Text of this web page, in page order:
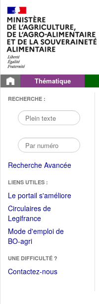
Thématique
RECHERCHE :
Recherche Avancée
LIENS UTILES :
Le portail s'améliore(Fichier
Circulaires de
Legifrance(Ouvrir
dans
une
fenêtre)
Mode d'emploi de
BO-agri(Ouvrir
une
nouvelle
UNE DIFFICULTÉ ?
Contactez-nous